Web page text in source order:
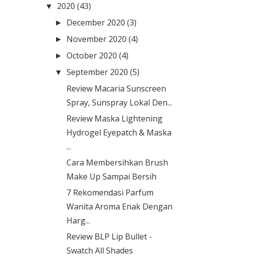
▼ 2020 (43)
► December 2020 (3)
► November 2020 (4)
►October 2020 (4)
▼ September 2020 (5)
Review Macaria Sunscreen
Spray, Sunspray Lokal Den...
Review Maska Lightening
Hydrogel Eyepatch & Maska
...
Cara Membersihkan Brush
Make Up Sampai Bersih
7 Rekomendasi Parfum
Wanita Aroma Enak Dengan
Harg...
Review BLP Lip Bullet -
Swatch All Shades